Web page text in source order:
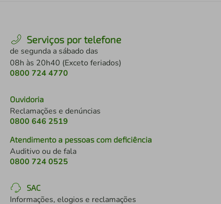
Serviços por telefone
de segunda a sábado das
08h às 20h40 (Exceto feriados)
0800 724 4770
Ouvidoria
Reclamações e denúncias
0800 646 2519
Atendimento a pessoas com deficiência
Auditivo ou de fala
0800 724 0525
SAC
Informações, elogios e reclamações